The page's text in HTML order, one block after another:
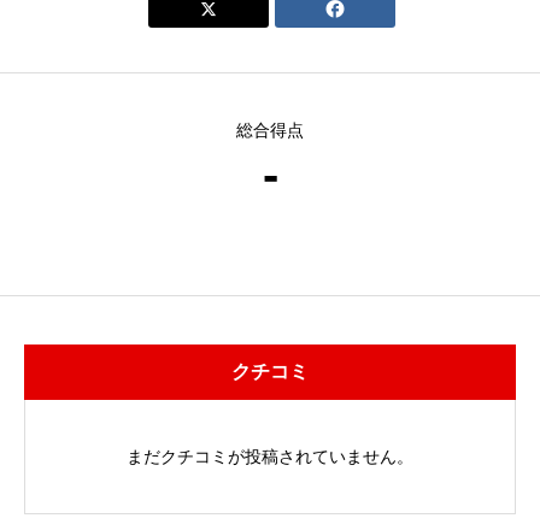
 
総合得点
-
クチコミ
まだクチコミが投稿されていません。